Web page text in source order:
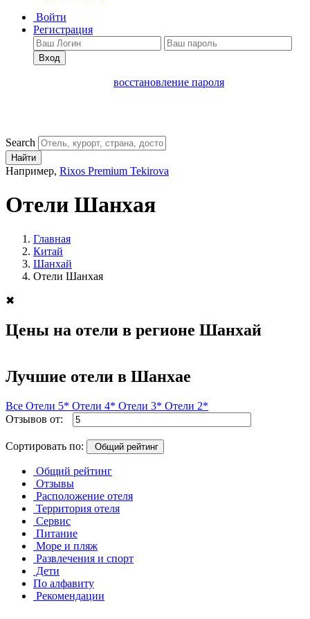
Войти
Регистрация
Вход
восстановление пароля
Search
Найти
Например, Rixos Premium Tekirova
Отели Шанхая
Главная
Китай
Шанхай
Отели Шанхая
✖
Цены на отели в регионе Шанхай
Лучшие отели в Шанхае
Все Отели 5* Отели 4* Отели 3* Отели 2*
Отзывов от:
Сортировать по: Общий рейтинг
Общий рейтинг
Отзывы
Расположение отеля
Территория отеля
Сервис
Питание
Море и пляж
Развлечения и спорт
Дети
По алфавиту
Рекомендации